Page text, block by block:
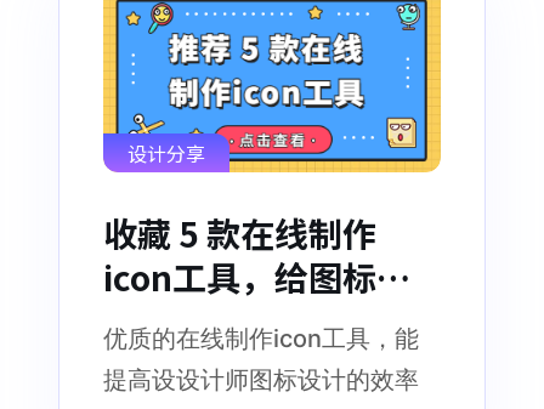
设计分享
收藏 5 款在线制作
icon工具，给图标设
计加个buff！
优质的在线制作icon工具，能
提高设设计师图标设计的效率